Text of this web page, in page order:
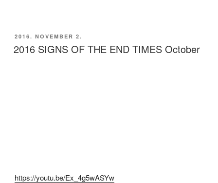
BEKÜLDVE:
2016. NOVEMBER 2.
2016 SIGNS OF THE END TIMES October
https://youtu.be/Ex_4g5wASYw